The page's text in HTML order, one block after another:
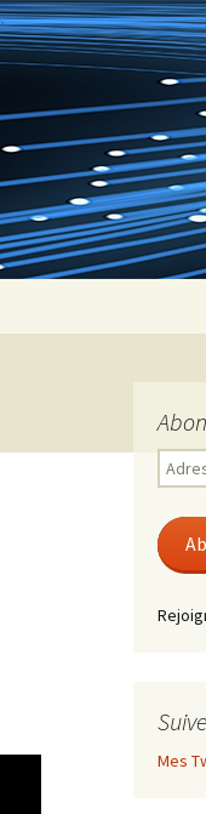
Adresse
e-
Mes